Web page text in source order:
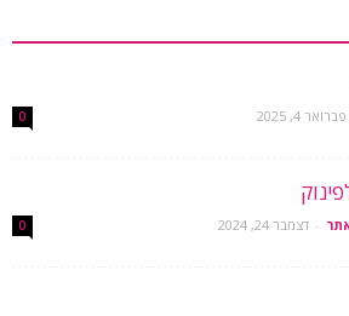
פברואר 4, 2025 0
- דצמבר 24, 2024 0